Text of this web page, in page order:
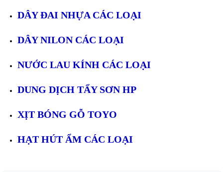
DÂY ĐAI NHỰA CÁC LOẠI
DÂY NILON CÁC LOẠI
NƯỚC LAU KÍNH CÁC LOẠI
DUNG DỊCH TẨY SƠN HP
XỊT BÓNG GỖ TOYO
HẠT HÚT ẨM CÁC LOẠI